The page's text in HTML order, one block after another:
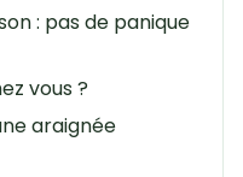
: pas de panique
vous ?
araignée